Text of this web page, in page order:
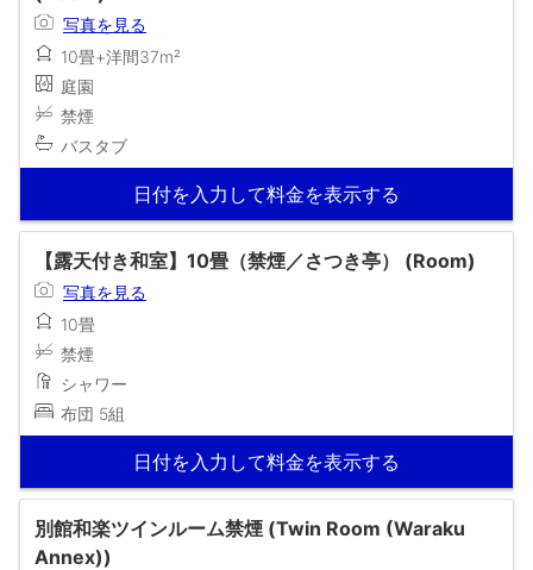
写真を見る
10畳+洋間37m²
庭園
禁煙
バスタブ
日付を入力して料金を表示する
【露天付き和室】10畳（禁煙／さつき亭） (Room)
写真を見る
10畳
禁煙
シャワー
布団 5組
日付を入力して料金を表示する
別館和楽ツインルーム禁煙 (Twin Room (Waraku
Annex))